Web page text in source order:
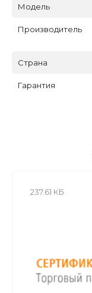
Модель
Производитель
Страна
Гарантия
237.61 КБ